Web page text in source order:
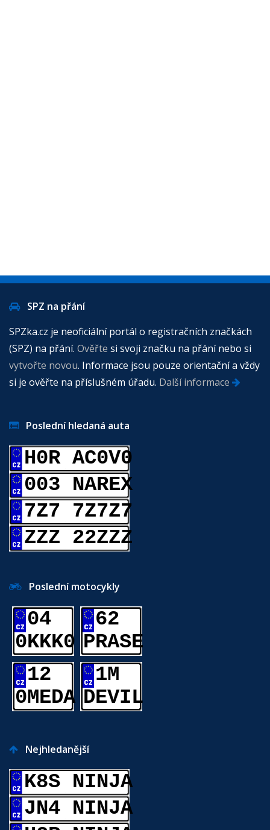
SPZ na přání
SPZka.cz je neoficiální portál o registračních značkách
(SPZ) na přání. Ověřte si svoji značku na přání nebo si
vytvořte novou. Informace jsou pouze orientační a vždy
si je ověřte na příslušném úřadu. Další informace
Poslední hledaná auta
H0R AC0V0
003 NAREX
7Z7 7Z7Z7
ZZZ 22ZZZ
Poslední motocykly
04
0KKK0
62
PRASE
12
0MEDA
1M
DEVIL
Nejhledanější
K8S NINJA
JN4 NINJA